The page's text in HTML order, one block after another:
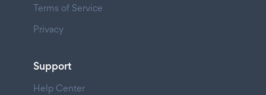
Terms of Service
Privacy
Support
Help Center